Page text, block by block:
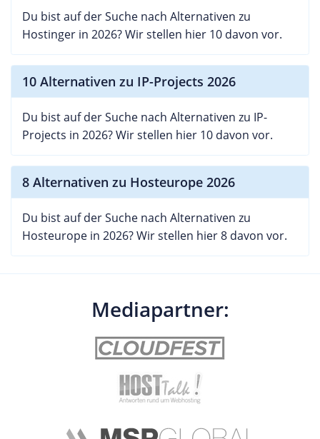
Du bist auf der Suche nach Alternativen zu
Hostinger in 2026? Wir stellen hier 10 davon vor.
10 Alternativen zu IP-Projects 2026
Du bist auf der Suche nach Alternativen zu IP-
Projects in 2026? Wir stellen hier 10 davon vor.
8 Alternativen zu Hosteurope 2026
Du bist auf der Suche nach Alternativen zu
Hosteurope in 2026? Wir stellen hier 8 davon vor.
Mediapartner: